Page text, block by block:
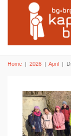
Home | 2026 | April |